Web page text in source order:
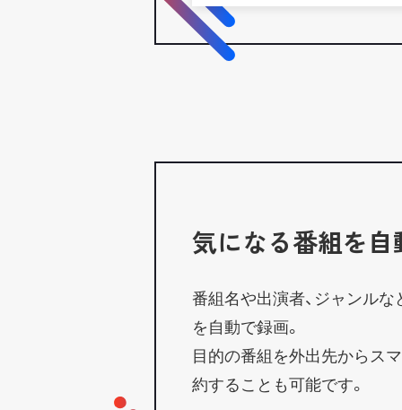
気になる番組を
番組名や出演者、ジャンル
を自動で録画。
目的の番組を外出先からス
約することも可能です。